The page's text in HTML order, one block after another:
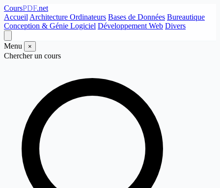
CoursPDF.net
Accueil Architecture Ordinateurs Bases de Données Bureautique
Conception & Génie Logiciel Développement Web Divers
Menu ×
Chercher un cours